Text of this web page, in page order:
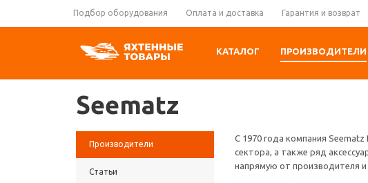
Подбор оборудования Оплата и доставка Гарантия и возврат
КАТАЛОГ ПРОИЗВОДИТЕЛИ
Seematz
Производители
Статьи
С 1970 года компания
сектора, а также ряд
напрямую от производителя